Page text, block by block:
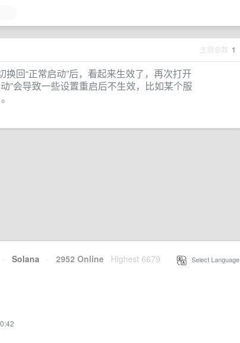
主题总数 1
回“正常启动”后，看起来生效了，再次打开
”会导致一些设置重启后不生效，比如某个服
· Solana · 2952 Online Highest 6679 Select Language